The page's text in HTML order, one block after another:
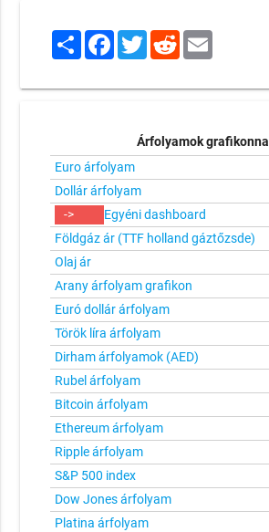
ShareFacebook
TwitterRedditEmail
Árfolyamok grafikonnal
Euro árfolyam
Dollár árfolyam
->
Egyéni dashboard
Földgáz ár (TTF holland gáztőzsde)
Olaj ár
Arany árfolyam grafikon
Euró dollár árfolyam
Török líra árfolyam
Dirham árfolyamok (AED)
Rubel árfolyam
Bitcoin árfolyam
Ethereum árfolyam
Ripple árfolyam
S&P 500 index
Dow Jones árfolyam
Platina árfolyam